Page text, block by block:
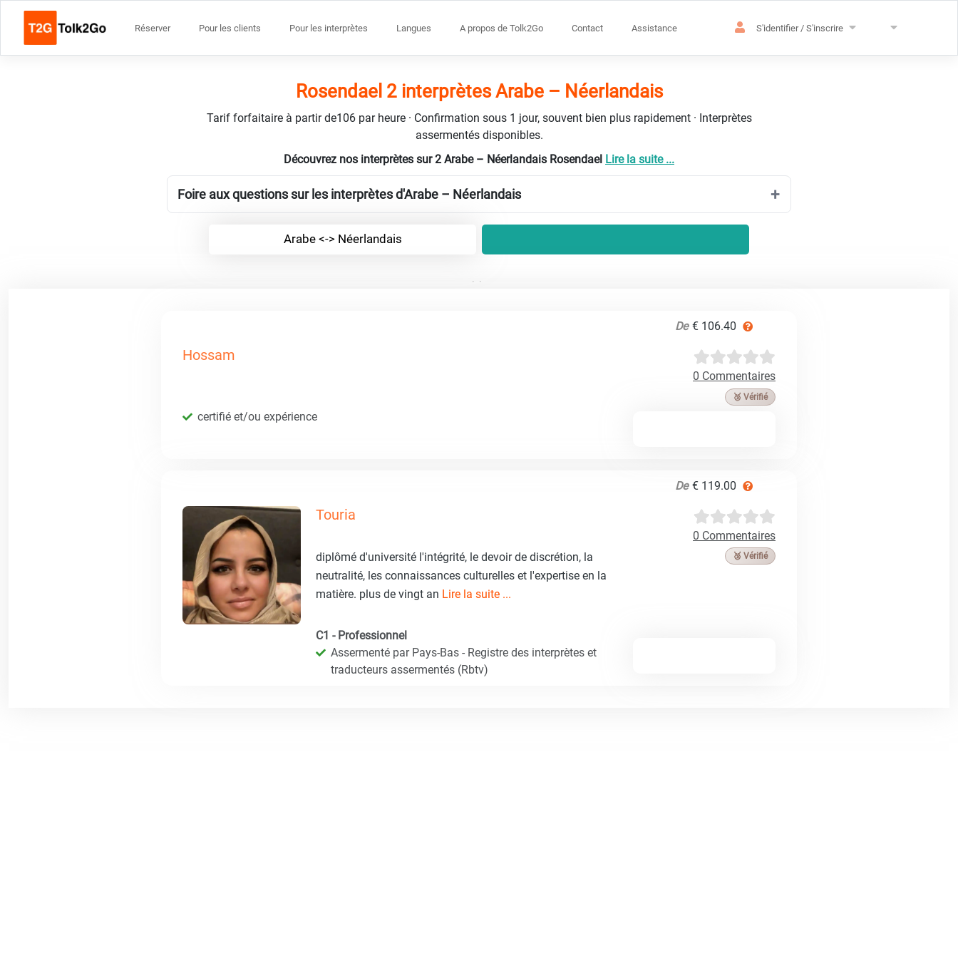
Réserver Pour les clients Pour les interprètes Langues A propos de Tolk2Go Contact Assistance S'identifier / S'inscrire
Rosendael 2 interprètes Arabe – Néerlandais
Tarif forfaitaire à partir de106 par heure · Confirmation sous 1 jour, souvent bien plus rapidement · Interprètes
assermentés disponibles.
Découvrez nos interprètes sur 2 Arabe – Néerlandais Rosendael Lire la suite ...
Foire aux questions sur les interprètes d'Arabe – Néerlandais
Arabe <-> Néerlandais
De € 106.40
Hossam
0 Commentaires
🥉 Vérifié
certifié et/ou expérience
De € 119.00
Touria
0 Commentaires
🥉 Vérifié
diplômé d'université l'intégrité, le devoir de discrétion, la
neutralité, les connaissances culturelles et l'expertise en la
matière. plus de vingt an Lire la suite ...
C1 - Professionnel
Assermenté par Pays-Bas - Registre des interprètes et
traducteurs assermentés (Rbtv)